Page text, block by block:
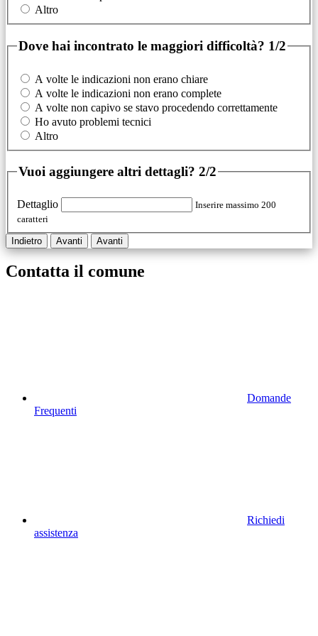
Altro
Dove hai incontrato le maggiori difficoltà? 1/2
A volte le indicazioni non erano chiare
A volte le indicazioni non erano complete
A volte non capivo se stavo procedendo correttamente
Ho avuto problemi tecnici
Altro
Vuoi aggiungere altri dettagli? 2/2
Dettaglio
Inserire massimo 200
caratteri
Indietro Avanti Avanti
Contatta il comune
Domande
Frequenti
Richiedi
assistenza